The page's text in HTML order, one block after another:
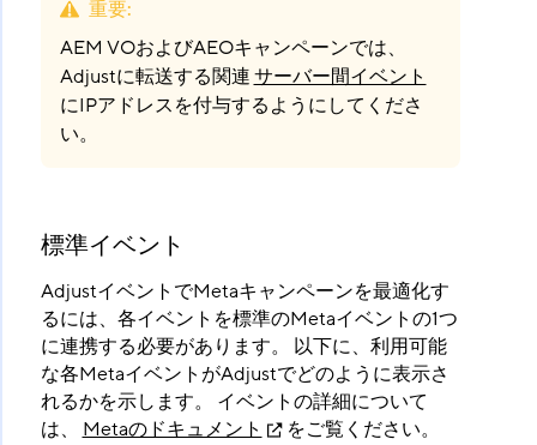
重要:
AEM VOおよびAEOキャンペーンでは、
Adjustに転送する関連サーバー間イベント
にIPアドレスを付与するようにしてくださ
い。
標準イベント
AdjustイベントでMetaキャンペーンを最適化す
るには、各イベントを標準のMetaイベントの1つ
に連携する必要があります。 以下に、利用可能
な各MetaイベントがAdjustでどのように表示さ
れるかを示します。 イベントの詳細について
は、 Metaのドキュメント をご覧ください。